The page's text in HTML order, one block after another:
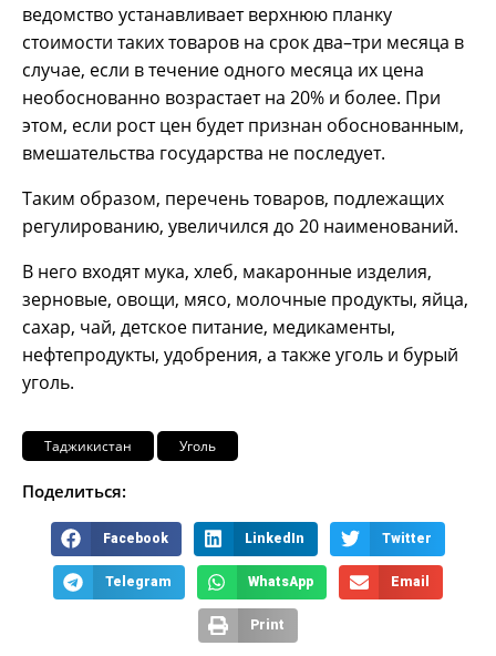
ведомство устанавливает верхнюю планку
стоимости таких товаров на срок два–три месяца в
случае, если в течение одного месяца их цена
необоснованно возрастает на 20% и более. При
этом, если рост цен будет признан обоснованным,
вмешательства государства не последует.
Таким образом, перечень товаров, подлежащих
регулированию, увеличился до 20 наименований.
В него входят мука, хлеб, макаронные изделия,
зерновые, овощи, мясо, молочные продукты, яйца,
сахар, чай, детское питание, медикаменты,
нефтепродукты, удобрения, а также уголь и бурый
уголь.
Таджикистан Уголь
Поделиться:
Facebook LinkedIn Twitter
Telegram WhatsApp Email
Print